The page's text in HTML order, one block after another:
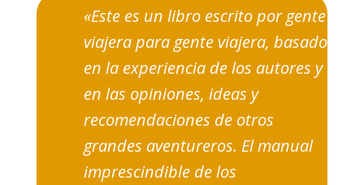
«Este es un libro escrito por gente
viajera para gente viajera, basado
en la experiencia de los autores y
en las opiniones, ideas y
recomendaciones de otros
grandes aventureros. El manual
imprescindible de los